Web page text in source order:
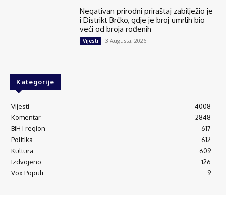
Negativan prirodni priraštaj zabilježio je
i Distrikt Brčko, gdje je broj umrlih bio
veći od broja rođenih
Vijesti 3 Augusta, 2026
Kategorije
Vijesti
4008
Komentar
2848
BiH i region
617
Politika
612
Kultura
609
Izdvojeno
126
Vox Populi
9